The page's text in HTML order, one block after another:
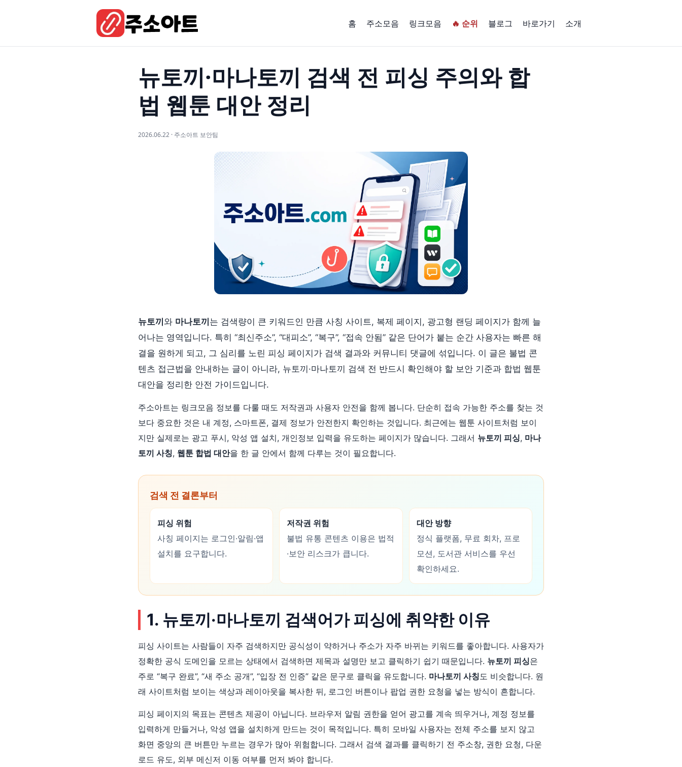
홈 주소모음 링크모음 🔥 순위 블로그 바로가기 소개
뉴토끼·마나토끼 검색 전 피싱 주의와 합
법 웹툰 대안 정리
2026.06.22 · 주소아트 보안팀
뉴토끼 와 마나토끼 는 검색량이 큰 키워드인 만큼 사칭 사이트, 복제 페이지, 광고형 랜딩 페이지가 함께 늘
어나는 영역입니다. 특히 “최신주소”, “대피소”, “복구”, “접속 안됨” 같은 단어가 붙는 순간 사용자는 빠른 해
결을 원하게 되고, 그 심리를 노린 피싱 페이지가 검색 결과와 커뮤니티 댓글에 섞입니다. 이 글은 불법 콘
텐츠 접근법을 안내하는 글이 아니라, 뉴토끼·마나토끼 검색 전 반드시 확인해야 할 보안 기준과 합법 웹툰
대안을 정리한 안전 가이드입니다.
주소아트는 링크모음 정보를 다룰 때도 저작권과 사용자 안전을 함께 봅니다. 단순히 접속 가능한 주소를 찾는 것
보다 중요한 것은 내 계정, 스마트폰, 결제 정보가 안전한지 확인하는 것입니다. 최근에는 웹툰 사이트처럼 보이
지만 실제로는 광고 푸시, 악성 앱 설치, 개인정보 입력을 유도하는 페이지가 많습니다. 그래서 뉴토끼 피싱, 마나
토끼 사칭, 웹툰 합법 대안을 한 글 안에서 함께 다루는 것이 필요합니다.
검색 전 결론부터
피싱 위험
사칭 페이지는 로그인·알림·앱
설치를 요구합니다.
저작권 위험
불법 유통 콘텐츠 이용은 법적
·보안 리스크가 큽니다.
대안 방향
정식 플랫폼, 무료 회차, 프로
모션, 도서관 서비스를 우선
확인하세요.
1. 뉴토끼·마나토끼 검색어가 피싱에 취약한 이유
피싱 사이트는 사람들이 자주 검색하지만 공식성이 약하거나 주소가 자주 바뀌는 키워드를 좋아합니다. 사용자가
정확한 공식 도메인을 모르는 상태에서 검색하면 제목과 설명만 보고 클릭하기 쉽기 때문입니다. 뉴토끼 피싱은
주로 “복구 완료”, “새 주소 공개”, “입장 전 인증” 같은 문구로 클릭을 유도합니다. 마나토끼 사칭도 비슷합니다. 원
래 사이트처럼 보이는 색상과 레이아웃을 복사한 뒤, 로그인 버튼이나 팝업 권한 요청을 넣는 방식이 흔합니다.
피싱 페이지의 목표는 콘텐츠 제공이 아닙니다. 브라우저 알림 권한을 얻어 광고를 계속 띄우거나, 계정 정보를
입력하게 만들거나, 악성 앱을 설치하게 만드는 것이 목적입니다. 특히 모바일 사용자는 전체 주소를 보지 않고
화면 중앙의 큰 버튼만 누르는 경우가 많아 위험합니다. 그래서 검색 결과를 클릭하기 전 주소창, 권한 요청, 다운
로드 유도, 외부 메신저 이동 여부를 먼저 봐야 합니다.